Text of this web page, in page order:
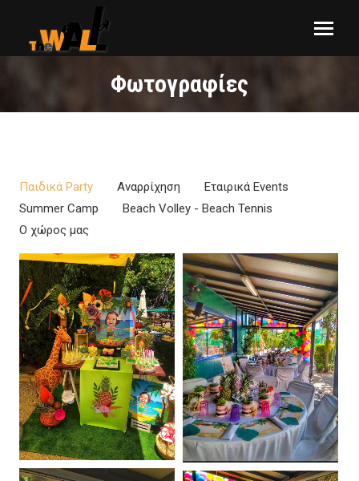
Φωτογραφίες
You are here:
Παιδικά Party Αναρρίχηση
Εταιρικά Events
Summer Camp
Beach Volley - Beach Tennis
Ο χώρος μας